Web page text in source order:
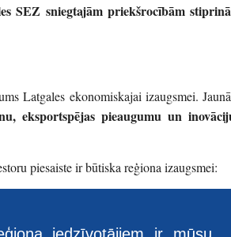
SEZ sniegtajām priekšrocībām
Latgales ekonomiskajai izaugsmei.
eksportspējas pieaugumu un
piesaiste ir būtiska reģiona izaugsmei: